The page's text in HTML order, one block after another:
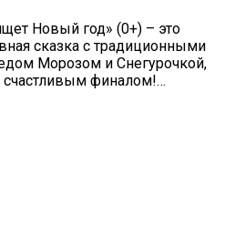
Новый год» (0+) – это
сказка с традиционными
Морозом и Снегурочкой,
счастливым финалом!…